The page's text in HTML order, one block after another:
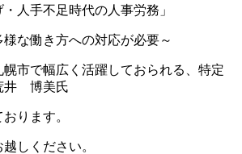
・人手不足時代の人事労務」
な働き方への対応が必要～
市で幅広く活躍しておられる、特定
井 博美氏
ります。
しください。